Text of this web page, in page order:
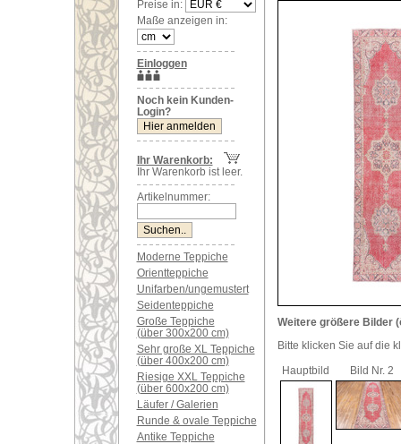
Preise in:
Maße anzeigen in:
Einloggen
Noch kein Kunden-
Login?
Ihr Warenkorb:
Ihr Warenkorb ist leer.
Artikelnummer:
Moderne Teppiche
Orientteppiche
Unifarben/ungemustert
Seidenteppiche
Große Teppiche
(über 300x200 cm)
Sehr große XL Teppiche
(über 400x200 cm)
Riesige XXL Teppiche
(über 600x200 cm)
Läufer / Galerien
Runde & ovale Teppiche
Antike Teppiche
Weitere größere Bilder
Bitte klicken Sie auf die
Hauptbild
Bild Nr. 2